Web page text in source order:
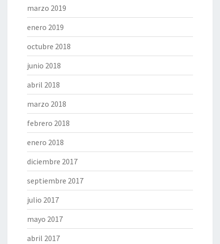
marzo 2019
enero 2019
octubre 2018
junio 2018
abril 2018
marzo 2018
febrero 2018
enero 2018
diciembre 2017
septiembre 2017
julio 2017
mayo 2017
abril 2017